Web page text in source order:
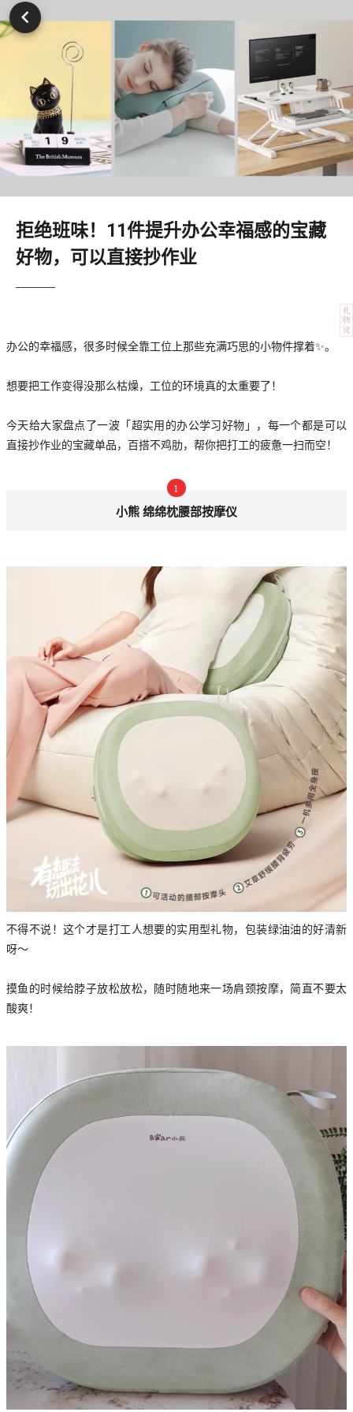
拒绝班味！11件提升办公幸福感的宝藏
好物，可以直接抄作业
办公的幸福感，很多时候全靠工位上那些充满巧思的小物件撑着✨。
想要把工作变得没那么枯燥，工位的环境真的太重要了！
今天给大家盘点了一波「超实用的办公学习好物」，每一个都是可以
直接抄作业的宝藏单品，百搭不鸡肋，帮你把打工的疲惫一扫而空！
1
小熊 绵绵枕腰部按摩仪
不得不说！这个才是打工人想要的实用型礼物，包装绿油油的好清新
呀～
摸鱼的时候给脖子放松放松，随时随地来一场肩颈按摩，简直不要太
酸爽！